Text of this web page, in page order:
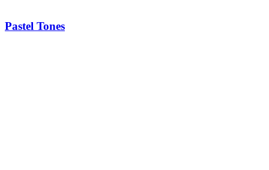
Pastel Tones